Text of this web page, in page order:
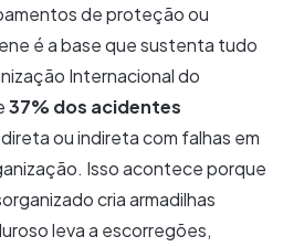
de proteção ou
é a base que sustenta tudo
Internacional do
37% dos acidentes
ou indireta com falhas em
Isso acontece porque
cria armadilhas
leva a escorregões,